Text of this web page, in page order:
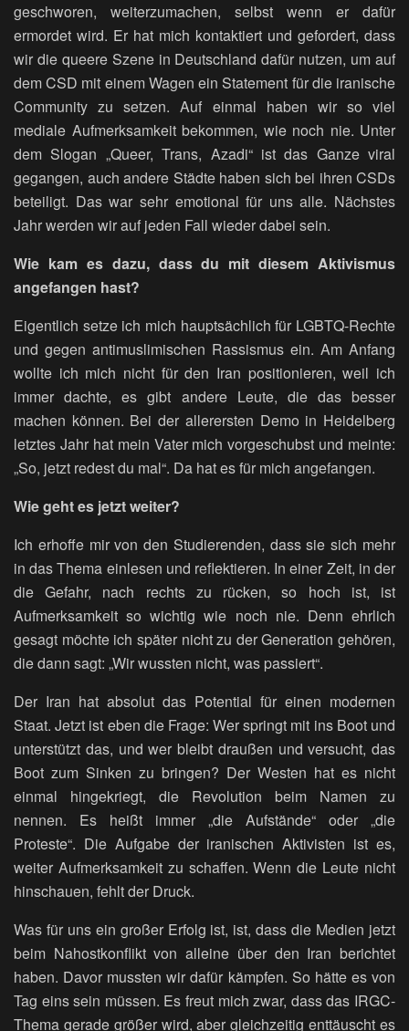
geschworen, weiterzumachen, selbst wenn er dafür
ermordet wird. Er hat mich kontaktiert und gefordert, dass
wir die queere Szene in Deutschland dafür nutzen, um auf
dem CSD mit einem Wagen ein Statement für die iranische
Community zu setzen. Auf einmal haben wir so viel
mediale Aufmerksamkeit bekommen, wie noch nie. Unter
dem Slogan „Queer, Trans, Azadi“ ist das Ganze viral
gegangen, auch andere Städte haben sich bei ihren CSDs
beteiligt. Das war sehr emotional für uns alle. Nächstes
Jahr werden wir auf jeden Fall wieder dabei sein.
Wie kam es dazu, dass du mit diesem Aktivismus
angefangen hast?
Eigentlich setze ich mich hauptsächlich für LGBTQ-Rechte
und gegen antimuslimischen Rassismus ein. Am Anfang
wollte ich mich nicht für den Iran positionieren, weil ich
immer dachte, es gibt andere Leute, die das besser
machen können. Bei der allerersten Demo in Heidelberg
letztes Jahr hat mein Vater mich vorgeschubst und meinte:
„So, jetzt redest du mal“. Da hat es für mich angefangen.
Wie geht es jetzt weiter?
Ich erhoffe mir von den Studierenden, dass sie sich mehr
in das Thema einlesen und reflektieren. In einer Zeit, in der
die Gefahr, nach rechts zu rücken, so hoch ist, ist
Aufmerksamkeit so wichtig wie noch nie. Denn ehrlich
gesagt möchte ich später nicht zu der Generation gehören,
die dann sagt: „Wir wussten nicht, was passiert“.
Der Iran hat absolut das Potential für einen modernen
Staat. Jetzt ist eben die Frage: Wer springt mit ins Boot und
unterstützt das, und wer bleibt draußen und versucht, das
Boot zum Sinken zu bringen? Der Westen hat es nicht
einmal hingekriegt, die Revolution beim Namen zu
nennen. Es heißt immer „die Aufstände“ oder „die
Proteste“. Die Aufgabe der iranischen Aktivisten ist es,
weiter Aufmerksamkeit zu schaffen. Wenn die Leute nicht
hinschauen, fehlt der Druck.
Was für uns ein großer Erfolg ist, ist, dass die Medien jetzt
beim Nahostkonflikt von alleine über den Iran berichtet
haben. Davor mussten wir dafür kämpfen. So hätte es von
Tag eins sein müssen. Es freut mich zwar, dass das IRGC-
Thema gerade größer wird, aber gleichzeitig enttäuscht es